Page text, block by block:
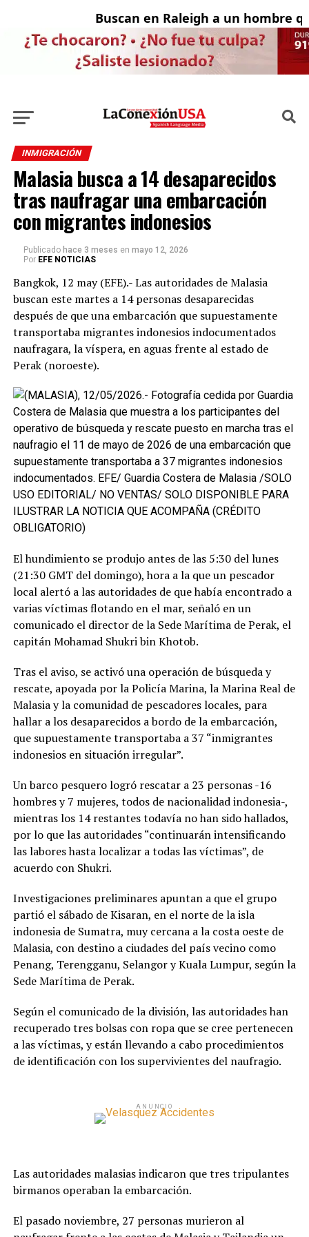
Buscan en Raleigh a un hombre
INMIGRACIÓN
Malasia busca a 14 desaparecidos
tras naufragar una embarcación
con migrantes indonesios
Publicado hace 3 meses en mayo 12, 2026
Por EFE NOTICIAS
Bangkok, 12 may (EFE).- Las autoridades de Malasia
buscan este martes a 14 personas desaparecidas
después de que una embarcación que supuestamente
transportaba migrantes indonesios indocumentados
naufragara, la víspera, en aguas frente al estado de
Perak (noroeste).
El hundimiento se produjo antes de las 5:30 del lunes
(21:30 GMT del domingo), hora a la que un pescador
local alertó a las autoridades de que había encontrado a
varias víctimas flotando en el mar, señaló en un
comunicado el director de la Sede Marítima de Perak, el
capitán Mohamad Shukri bin Khotob.
Tras el aviso, se activó una operación de búsqueda y
rescate, apoyada por la Policía Marina, la Marina Real de
Malasia y la comunidad de pescadores locales, para
hallar a los desaparecidos a bordo de la embarcación,
que supuestamente transportaba a 37 “inmigrantes
indonesios en situación irregular”.
Un barco pesquero logró rescatar a 23 personas -16
hombres y 7 mujeres, todos de nacionalidad indonesia-,
mientras los 14 restantes todavía no han sido hallados,
por lo que las autoridades “continuarán intensificando
las labores hasta localizar a todas las víctimas”, de
acuerdo con Shukri.
Investigaciones preliminares apuntan a que el grupo
partió el sábado de Kisaran, en el norte de la isla
indonesia de Sumatra, muy cercana a la costa oeste de
Malasia, con destino a ciudades del país vecino como
Penang, Terengganu, Selangor y Kuala Lumpur, según la
Sede Marítima de Perak.
Según el comunicado de la división, las autoridades han
recuperado tres bolsas con ropa que se cree pertenecen
a las víctimas, y están llevando a cabo procedimientos
de identificación con los supervivientes del naufragio.
ANUNCIO
Las autoridades malasias indicaron que tres tripulantes
birmanos operaban la embarcación.
El pasado noviembre, 27 personas murieron al